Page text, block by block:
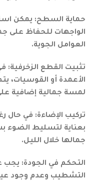
حماية السطح: يمكن
الواجهات للحفاظ على
العوامل الجوية.
تثبيت القطع
الأعمدة أو القوسيات،
لمسة جمالية إضافية
تركيب الإضاءة: في حال
بعناية لتسليط الضوء
جمالها خلال الليل.
التحكم في الجودة:
التشطيب وعدم وجود